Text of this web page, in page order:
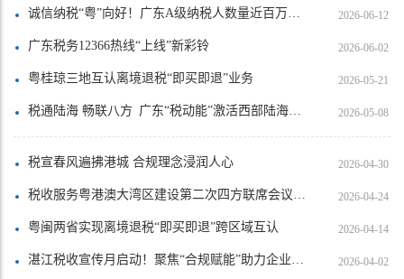
诚信纳税“粤”向好！广东A级纳税人数量近百万再创新高 2026-06-12
广东税务12366热线“上线”新彩铃 2026-06-02
粤桂琼三地互认离境退税“即买即退”业务 2026-05-21
税通陆海 畅联八方 广东“税动能”激活西部陆海新通道“出海口 2026-05-08
税宣春风遍拂港城 合规理念浸润人心 2026-04-30
税收服务粤港澳大湾区建设第二次四方联席会议在澳门召开 2026-04-24
粤闽两省实现离境退税“即买即退”跨区域互认 2026-04-14
湛江税收宣传月启动！聚焦“合规赋能”助力企业发展 2026-04-02